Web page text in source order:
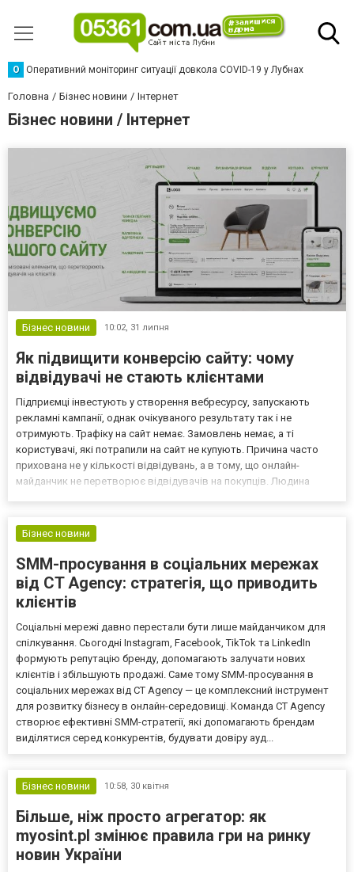
О Оперативний моніторинг ситуації довкола COVID-19 у Лубнах
Головна Бізнес новини Інтернет
Бізнес новини / Інтернет
Бізнес новини 10:02, 31 липня
Як підвищити конверсію сайту: чому
відвідувачі не стають клієнтами
Підприємці інвестують у створення вебресурсу, запускають
рекламні кампанії, однак очікуваного результату так і не
отримують. Трафіку на сайт немає. Замовлень немає, а ті
користувачі, які потрапили на сайт не купують. Причина часто
прихована не у кількості відвідувань, а в тому, що онлайн-
майданчик не перетворює відвідувачів на покупців. Людина
Бізнес новини
SMM-просування в соціальних мережах
від CT Agency: стратегія, що приводить
клієнтів
Соціальні мережі давно перестали бути лише майданчиком для
спілкування. Сьогодні Instagram, Facebook, TikTok та LinkedIn
формують репутацію бренду, допомагають залучати нових
клієнтів і збільшують продажі. Саме тому SMM-просування в
соціальних мережах від CT Agency — це комплексний інструмент
для розвитку бізнесу в онлайн-середовищі. Команда CT Agency
створює ефективні SMM-стратегії, які допомагають брендам
виділятися серед конкурентів, будувати довіру ауд...
Бізнес новини 10:58, 30 квітня
Більше, ніж просто агрегатор: як
myosint.pl змінює правила гри на ринку
новин України